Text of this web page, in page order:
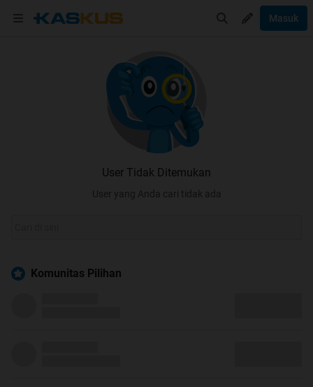
Masuk
User Tidak Ditemukan
User yang Anda cari tidak ada
Komunitas Pilihan